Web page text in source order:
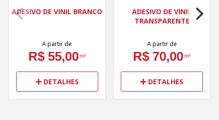
ADESIVO DE VINIL BRANCO
A partir de
R$ 55,00m²
DETALHES
ADESIVO DE VINIL
TRANSPARENTE
A partir de
R$ 70,00m²
DETALHES